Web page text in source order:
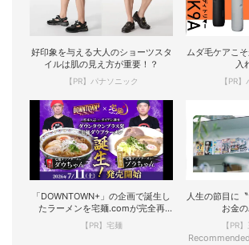
好印象を与える大人のショーツスタ
イルは肌の見え方が重要！？
【PR】パナソニック
ムダ毛ケアこ
入
【PR
「DOWNTOWN+」の企画で誕生し
たラーメンを宅麺.comが完全再
現！
【PR】宅麺
人生の節目に
お金
【PR